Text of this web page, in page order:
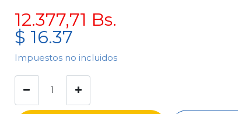
12.377,71 Bs.
$ 16.37
Impuestos no incluidos